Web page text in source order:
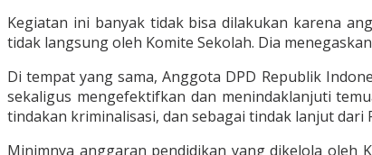
Kegiatan ini banyak tidak bisa dilakukan karena
tidak langsung oleh Komite Sekolah. Dia
Di tempat yang sama, Anggota DPD Republik
sekaligus mengefektifkan dan menindaklanjuti
tindakan kriminalisasi, dan sebagai tindak lanjut dari
Minimnya anggaran pendidikan yang dikelola oleh